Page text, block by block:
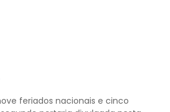
feriados nacionais e cinco